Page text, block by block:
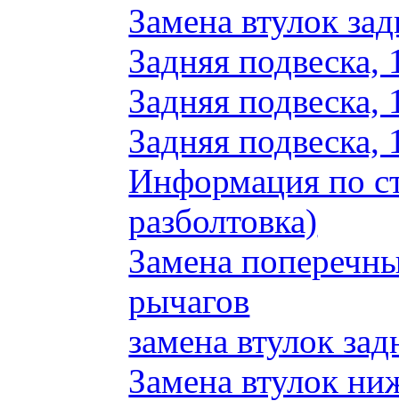
Замена втулок
Задняя подвеска,
Задняя подвеска,
Задняя
Информация по
разболтовка)
Замена
рычагов
замена втулок
Замена втулок